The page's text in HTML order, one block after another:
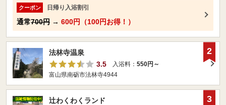
クーポン 日帰り入浴割引
通常700円 → 600円（100円お得！）
法林寺温泉
3.5
入浴料： 550円～
富山県南砺市法林寺4944
2
辻わくわくランド
3